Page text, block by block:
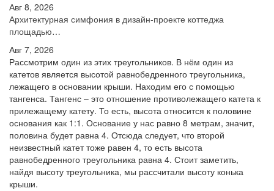
Авг 8, 2026
Архитектурная симфония в дизайн-проекте коттеджа
площадью…
Авг 7, 2026
Рассмотрим один из этих треугольников. В нём один из
катетов является высотой равнобедренного треугольника,
лежащего в основании крыши. Находим его с помощью
тангенса. Тангенс – это отношение противолежащего катета к
прилежащему катету. То есть, высота относится к половине
основания как 1:1. Основание у нас равно 8 метрам, значит,
половина будет равна 4. Отсюда следует, что второй
неизвестный катет тоже равен 4, то есть высота
равнобедренного треугольника равна 4. Стоит заметить,
найдя высоту треугольника, мы рассчитали высоту конька
крыши.